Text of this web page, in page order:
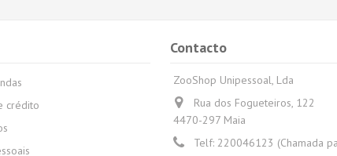
crédito
Contacto
ZooShop Unipessoal, Lda
Rua dos Fogueteiros, 122
4470-297 Maia
Telf: 220046123 (Chamada